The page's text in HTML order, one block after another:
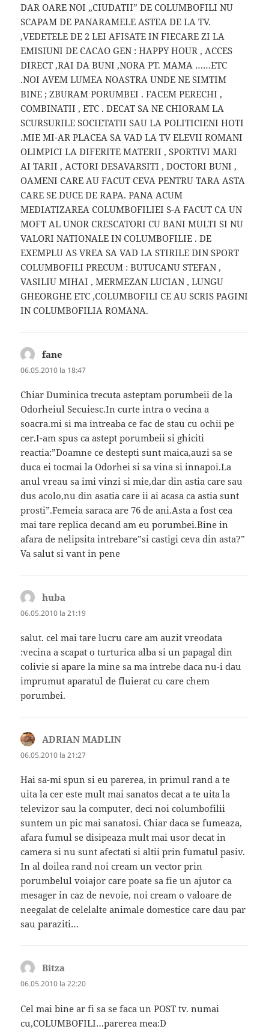
DAR OARE NOI „CIUDATII” DE COLUMBOFILI NU
SCAPAM DE PANARAMELE ASTEA DE LA TV.
,VEDETELE DE 2 LEI AFISATE IN FIECARE ZI LA
EMISIUNI DE CACAO GEN : HAPPY HOUR , ACCES
DIRECT ,RAI DA BUNI ,NORA PT. MAMA ……ETC
.NOI AVEM LUMEA NOASTRA UNDE NE SIMTIM
BINE ; ZBURAM PORUMBEI . FACEM PERECHI ,
COMBINATII , ETC . DECAT SA NE CHIORAM LA
SCURSURILE SOCIETATII SAU LA POLITICIENI HOTI
.MIE MI-AR PLACEA SA VAD LA TV ELEVII ROMANI
OLIMPICI LA DIFERITE MATERII , SPORTIVI MARI
AI TARII , ACTORI DESAVARSITI , DOCTORI BUNI ,
OAMENI CARE AU FACUT CEVA PENTRU TARA ASTA
CARE SE DUCE DE RAPA. PANA ACUM
MEDIATIZAREA COLUMBOFILIEI S-A FACUT CA UN
MOFT AL UNOR CRESCATORI CU BANI MULTI SI NU
VALORI NATIONALE IN COLUMBOFILIE . DE
EXEMPLU AS VREA SA VAD LA STIRILE DIN SPORT
COLUMBOFILI PRECUM : BUTUCANU STEFAN ,
VASILIU MIHAI , MERMEZAN LUCIAN , LUNGU
GHEORGHE ETC ,COLUMBOFILI CE AU SCRIS PAGINI
IN COLUMBOFILIA ROMANA.
fane
06.05.2010 la 18:47
Chiar Duminica trecuta asteptam porumbeii de la
Odorheiul Secuiesc.In curte intra o vecina a
soacra.mi si ma intreaba ce fac de stau cu ochii pe
cer.I-am spus ca astept porumbeii si ghiciti
reactia:”Doamne ce destepti sunt maica,auzi sa se
duca ei tocmai la Odorhei si sa vina si innapoi.La
anul vreau sa imi vinzi si mie,dar din astia care sau
dus acolo,nu din asatia care ii ai acasa ca astia sunt
prosti”.Femeia saraca are 76 de ani.Asta a fost cea
mai tare replica decand am eu porumbei.Bine in
afara de nelipsita intrebare”si castigi ceva din asta?”
Va salut si vant in pene
huba
06.05.2010 la 21:19
salut. cel mai tare lucru care am auzit vreodata
:vecina a scapat o turturica alba si un papagal din
colivie si apare la mine sa ma intrebe daca nu-i dau
imprumut aparatul de fluierat cu care chem
porumbei.
ADRIAN MADLIN
06.05.2010 la 21:27
Hai sa-mi spun si eu parerea, in primul rand a te
uita la cer este mult mai sanatos decat a te uita la
televizor sau la computer, deci noi columbofilii
suntem un pic mai sanatosi. Chiar daca se fumeaza,
afara fumul se disipeaza mult mai usor decat in
camera si nu sunt afectati si altii prin fumatul pasiv.
In al doilea rand noi cream un vector prin
porumbelul voiajor care poate sa fie un ajutor ca
mesager in caz de nevoie, noi cream o valoare de
neegalat de celelalte animale domestice care dau par
sau paraziti…
Bitza
06.05.2010 la 22:20
Cel mai bine ar fi sa se faca un POST tv. numai
cu,COLUMBOFILI…parerea mea:D